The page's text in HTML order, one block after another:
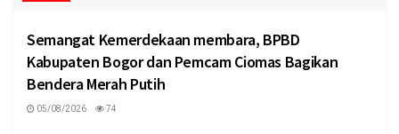
Semangat Kemerdekaan membara, BPBD
Kabupaten Bogor dan Pemcam Ciomas Bagikan
Bendera Merah Putih
05/08/2026 74